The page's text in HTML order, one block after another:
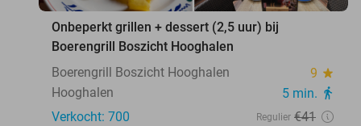
Onbeperkt grillen + dessert (2,5 uur) bij
Boerengrill Boszicht Hooghalen
Boerengrill Boszicht Hooghalen
9 star
Hooghalen 5 min. directions_walk
Verkocht: 700 Regulier €41